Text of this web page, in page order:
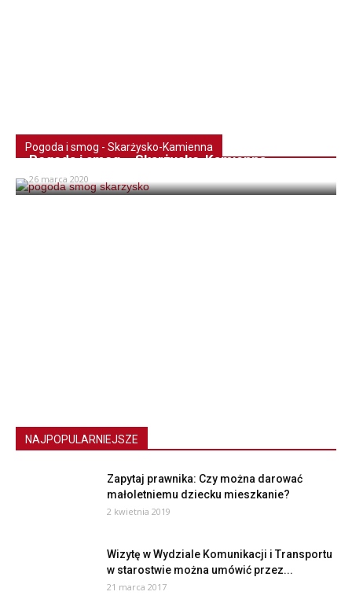
Pogoda i smog - Skarżysko-Kamienna
Pogoda i smog – Skarżysko-Kamienna
26 marca 2020
NAJPOPULARNIEJSZE
Zapytaj prawnika: Czy można darować
małoletniemu dziecku mieszkanie?
2 kwietnia 2019
Wizytę w Wydziale Komunikacji i Transportu
w starostwie można umówić przez...
21 marca 2017